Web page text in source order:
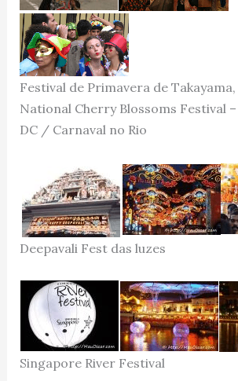
Festival de Primavera de
National Cherry Blossoms Festival
DC / Carnaval no Rio
Deepavali Fest das luzes
Singapore River Festival